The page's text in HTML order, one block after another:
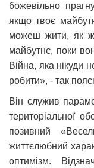
божевільно
якщо твоє
можеш жити, як
майбутнє, поки
Війна, яка нікуди
робити», - так
Він служив
територіальної
позивний
життєлюбний
оптимізм.